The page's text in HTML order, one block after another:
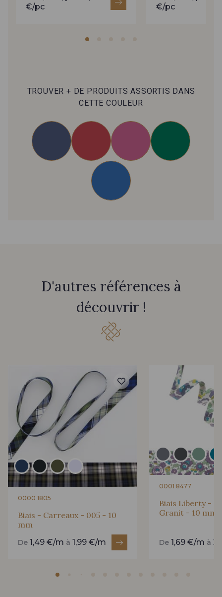
€/pc
€/pc
TROUVER + DE PRODUITS ASSORTIS DANS
CETTE COULEUR
D'autres références à
découvrir !
0000 1805
Biais - Carreaux - 005 - 10
mm
De 1,49 €/m à 1,99 €/m
0001 8477
Biais Liberty -
Granit - 10 mm
De1,69 €/m à